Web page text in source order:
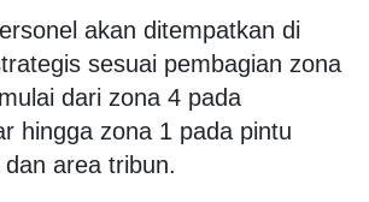
akan ditempatkan di
sesuai pembagian zona
dari zona 4 pada
hingga zona 1 pada pintu
area tribun.